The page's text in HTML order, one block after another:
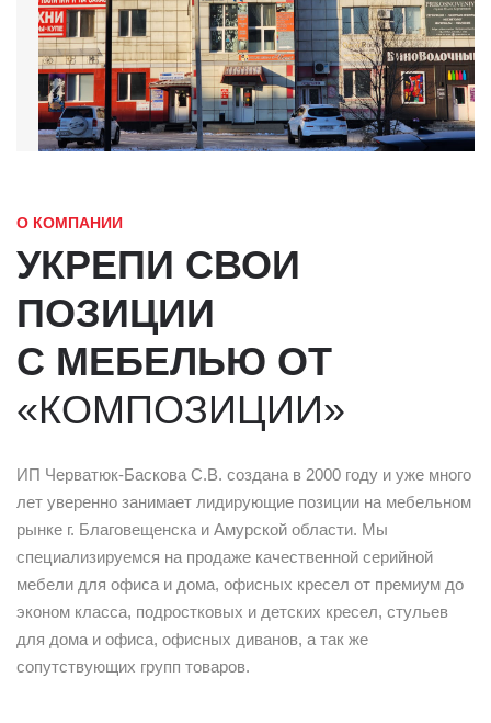
О КОМПАНИИ
УКРЕПИ СВОИ
ПОЗИЦИИ
С МЕБЕЛЬЮ ОТ
«КОМПОЗИЦИИ»
ИП Черватюк-Баскова С.В. создана в 2000 году и уже много
лет уверенно занимает лидирующие позиции на мебельном
рынке г. Благовещенска и Амурской области. Мы
специализируемся на продаже качественной серийной
мебели для офиса и дома, офисных кресел от премиум до
эконом класса, подростковых и детских кресел, стульев
для дома и офиса, офисных диванов, а так же
сопутствующих групп товаров.